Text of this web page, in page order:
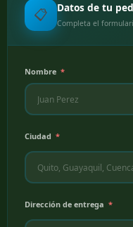
📋 Datos de tu
Completa el
Nombre
Ciudad
Dirección de entrega